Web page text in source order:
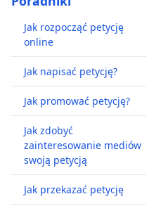
Jak rozpocząć petycję
online
Jak napisać petycję?
Jak promować petycję?
Jak zdobyć
zainteresowanie mediów
swoją petycją
Jak przekazać petycję